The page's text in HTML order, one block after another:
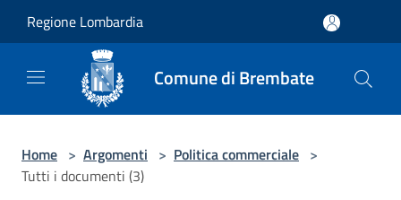
Regione Lombardia
Comune di Brembate
Home > Argomenti > Politica commerciale >
Tutti i documenti (3)